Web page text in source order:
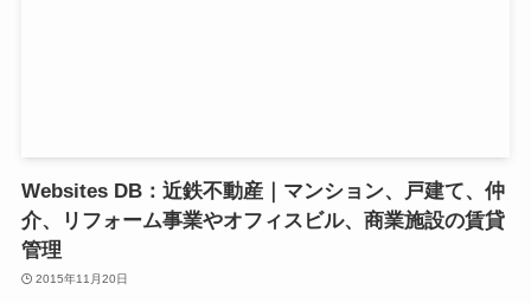
Websites DB：近鉄不動産｜マンション、戸建て、仲
介、リフォーム事業やオフィスビル、商業施設の賃貸
管理
2015年11月20日